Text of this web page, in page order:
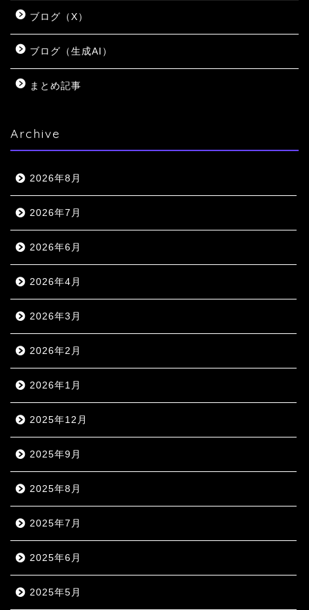
ブログ（X）
ブログ（生成AI）
まとめ記事
Archive
2026年8月
2026年7月
2026年6月
2026年4月
2026年3月
2026年2月
2026年1月
2025年12月
2025年9月
2025年8月
2025年7月
2025年6月
2025年5月